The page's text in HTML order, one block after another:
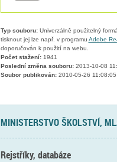
Typ souboru:Univerzálně použitelný
tisknout jej lze např. v programu Adobe
doporučován k použití na webu.
Počet stažení:1941
Poslední změna souboru:2013-10-08
Soubor publikován:2010-05-26
MINISTERSTVO ŠKOLSTVÍ,
Rejstříky, databáze